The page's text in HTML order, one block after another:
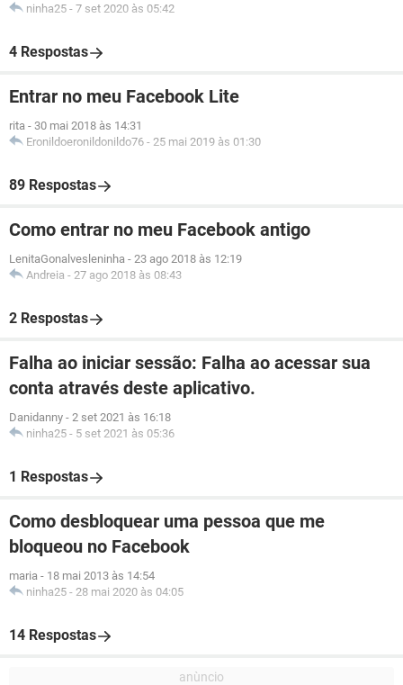
ninha25 - 7 set 2020 às 05:42
4 Respostas
Entrar no meu Facebook Lite
rita - 30 mai 2018 às 14:31
Eronildoeronildonildo76 - 25 mai 2019 às 01:30
89 Respostas
Como entrar no meu Facebook antigo
LenitaGonalvesleninha - 23 ago 2018 às 12:19
Andreia - 27 ago 2018 às 08:43
2 Respostas
Falha ao iniciar sessão: Falha ao acessar sua
conta através deste aplicativo.
Danidanny - 2 set 2021 às 16:18
ninha25 - 5 set 2021 às 05:36
1 Respostas
Como desbloquear uma pessoa que me
bloqueou no Facebook
maria - 18 mai 2013 às 14:54
ninha25 - 28 mai 2020 às 04:05
14 Respostas